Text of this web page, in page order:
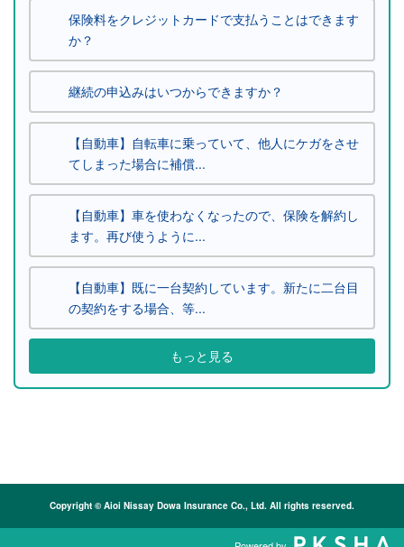
保険料をクレジットカードで支払うことはできます
か？
継続の申込みはいつからできますか？
【自動車】自転車に乗っていて、他人にケガをさせ
てしまった場合に補償...
【自動車】車を使わなくなったので、保険を解約し
ます。再び使うように...
【自動車】既に一台契約しています。新たに二台目
の契約をする場合、等...
もっと見る
Copyright © Aioi Nissay Dowa Insurance Co., Ltd. All rights reserved.